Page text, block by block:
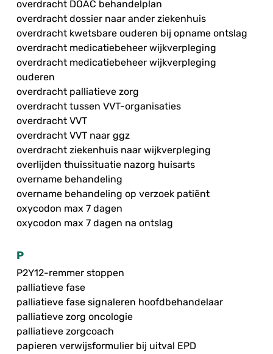
overdracht DOAC behandelplan
overdracht dossier naar ander ziekenhuis
overdracht kwetsbare ouderen bij opname ontslag
overdracht medicatiebeheer wijkverpleging
overdracht medicatiebeheer wijkverpleging
ouderen
overdracht palliatieve zorg
overdracht tussen VVT-organisaties
overdracht VVT
overdracht VVT naar ggz
overdracht ziekenhuis naar wijkverpleging
overlijden thuissituatie nazorg huisarts
overname behandeling
overname behandeling op verzoek patiënt
oxycodon max 7 dagen
oxycodon max 7 dagen na ontslag
P
P2Y12-remmer stoppen
palliatieve fase
palliatieve fase signaleren hoofdbehandelaar
palliatieve zorg oncologie
palliatieve zorgcoach
papieren verwijsformulier bij uitval EPD